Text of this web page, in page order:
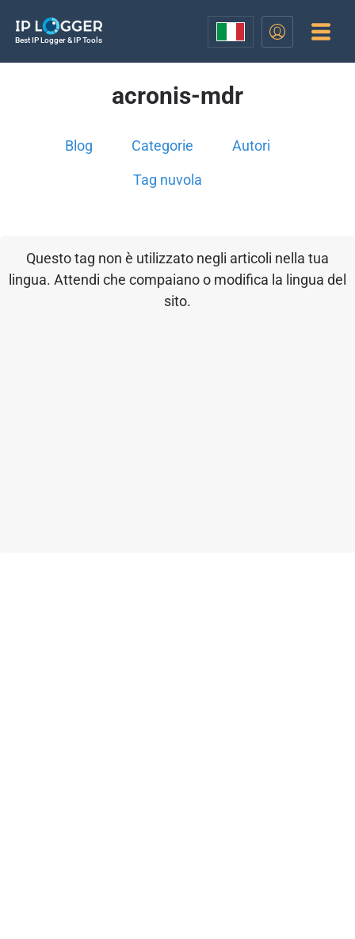
Best IP Logger & IP Tools
acronis-mdr
Blog Categorie Autori
Tag nuvola